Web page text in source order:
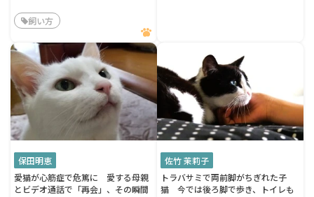
飼い方
保田明恵
愛猫が心筋症で危篤に 愛する母親
とビデオ通話で「再会」、その瞬間
佐竹 茉莉子
トラバサミで両前脚がちぎれた子
猫 今では後ろ脚で歩き、トイレも